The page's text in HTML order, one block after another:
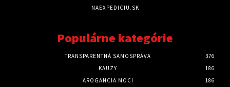
NAEXPEDICIU.SK
Populárne kategórie
TRANSPARENTNÁ SAMOSPRÁVA
376
KAUZY
186
AROGANCIA MOCI
186